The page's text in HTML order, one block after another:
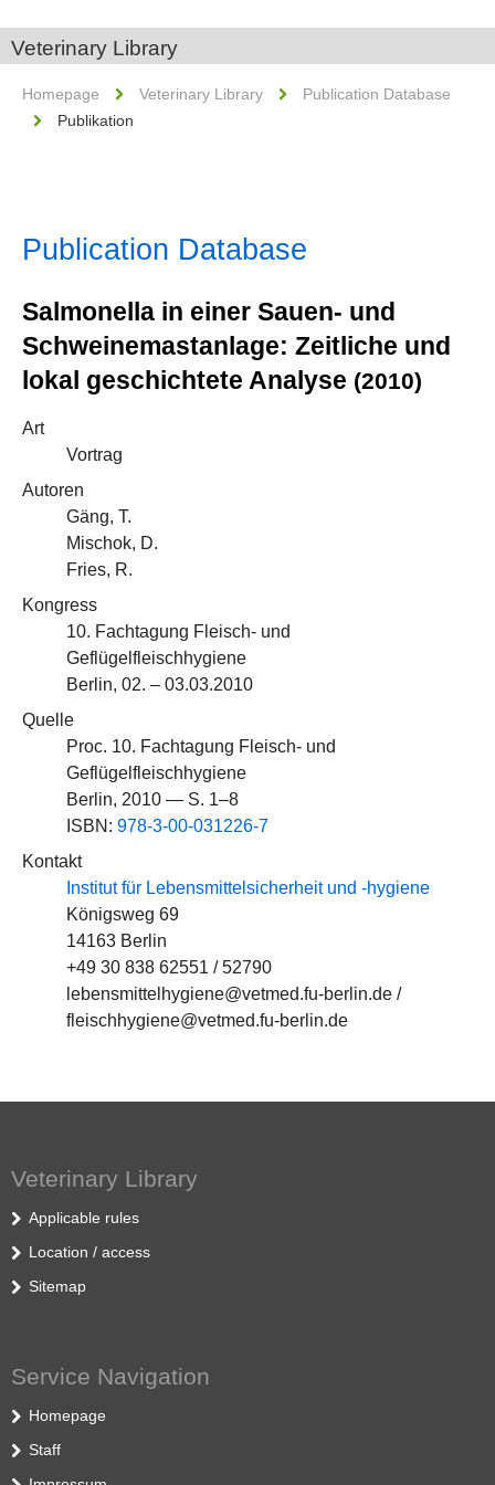
Veterinary Library
Homepage Veterinary Library
Publication Database
Publikation
Publication Database
Salmonella in einer Sauen- und
Schweinemastanlage: Zeitliche und
lokal geschichtete Analyse (2010)
Art
Vortrag
Autoren
Gäng, T.
Mischok, D.
Fries, R.
Kongress
10. Fachtagung Fleisch- und
Geflügelfleischhygiene
Berlin, 02. – 03.03.2010
Quelle
Proc. 10. Fachtagung Fleisch- und
Geflügelfleischhygiene
Berlin, 2010 — S. 1–8
ISBN: 978-3-00-031226-7
Kontakt
Institut für Lebensmittelsicherheit und -hygiene
Königsweg 69
14163 Berlin
+49 30 838 62551 / 52790
lebensmittelhygiene@vetmed.fu-berlin.de /
fleischhygiene@vetmed.fu-berlin.de
Veterinary Library
Applicable rules
Location / access
Sitemap
Service Navigation
Homepage
Staff